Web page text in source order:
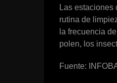
Las
rutina de
la frecuencia
polen, los
Fuente: